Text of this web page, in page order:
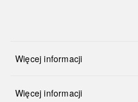
Więcej informacji
Więcej informacji